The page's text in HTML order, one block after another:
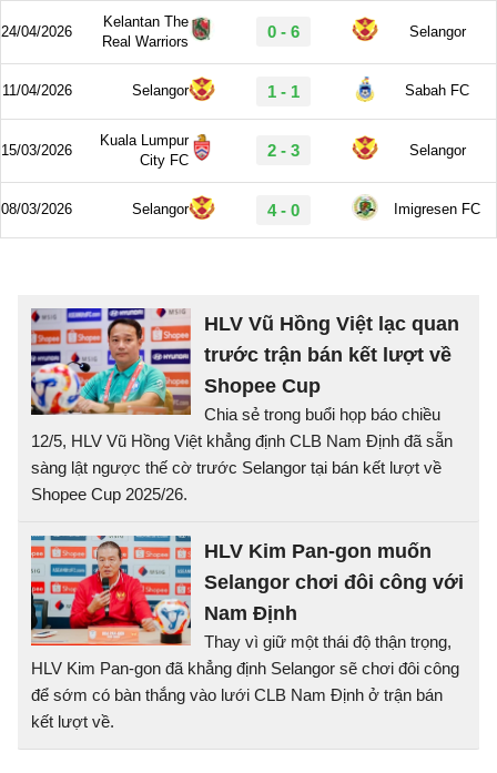
HLV Vũ Hồng Việt lạc quan
trước trận bán kết lượt về
Shopee Cup
Chia sẻ trong buổi họp báo chiều
12/5, HLV Vũ Hồng Việt khẳng định CLB Nam Định đã sẵn
sàng lật ngược thế cờ trước Selangor tại bán kết lượt về
Shopee Cup 2025/26.
HLV Kim Pan-gon muốn
Selangor chơi đôi công với
Nam Định
Thay vì giữ một thái độ thận trọng,
HLV Kim Pan-gon đã khẳng định Selangor sẽ chơi đôi công
để sớm có bàn thắng vào lưới CLB Nam Định ở trận bán
kết lượt về.